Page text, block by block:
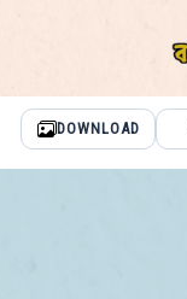
DOWNLOAD